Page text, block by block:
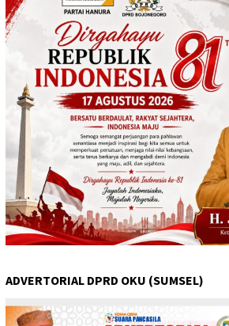
ADVERTORIAL DPRD OKU (SUMSEL)